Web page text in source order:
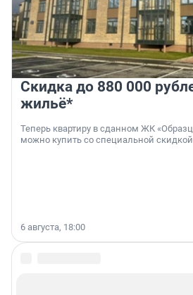
Скидка до 880 000
жильё*
Теперь квартиру в сданном ЖК
можно купить со специальной
6 августа, 18:00